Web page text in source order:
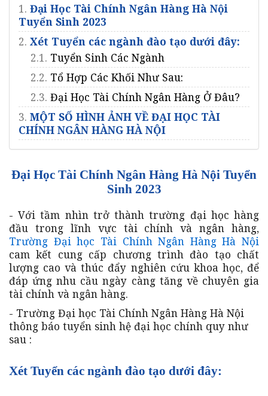
1. Đại Học Tài Chính Ngân Hàng Hà Nội
Tuyển Sinh 2023
2. Xét Tuyển các ngành đào tạo dưới đây:
2.1. Tuyển Sinh Các Ngành
2.2. Tổ Hợp Các Khối Như Sau:
2.3. Đại Học Tài Chính Ngân Hàng Ở Đâu?
3. MỘT SỐ HÌNH ẢNH VỀ ĐẠI HỌC TÀI
CHÍNH NGÂN HÀNG HÀ NỘI
Đại Học Tài Chính Ngân Hàng Hà Nội Tuyển
Sinh 2023
- Với tầm nhìn trở thành trường đại học hàng
đầu trong lĩnh vực tài chính và ngân hàng,
Trường Đại học Tài Chính Ngân Hàng Hà Nội
cam kết cung cấp chương trình đào tạo chất
lượng cao và thúc đẩy nghiên cứu khoa học, để
đáp ứng nhu cầu ngày càng tăng về chuyên gia
tài chính và ngân hàng.
- Trường Đại học Tài Chính Ngân Hàng Hà Nội
thông báo tuyển sinh hệ đại học chính quy như
sau :
Xét Tuyển các ngành đào tạo dưới đây: